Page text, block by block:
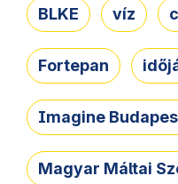
BLKE víz
Fortepan
Imagine
Magyar Máltai